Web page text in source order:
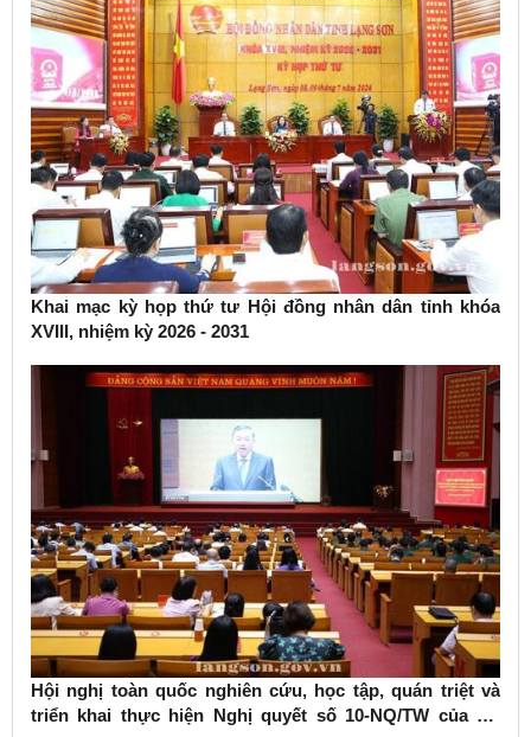
Khai mạc kỳ họp thứ tư Hội đồng nhân dân tỉnh khóa
XVIII, nhiệm kỳ 2026 - 2031
Hội nghị toàn quốc nghiên cứu, học tập, quán triệt và
triển khai thực hiện Nghị quyết số 10-NQ/TW của Bộ